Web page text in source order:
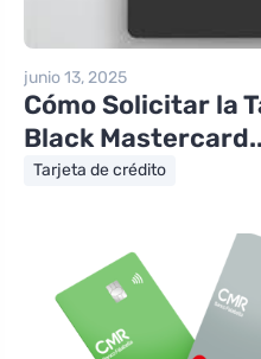
junio 13, 2025
Cómo Solicitar la
Black
Tarjeta de crédito